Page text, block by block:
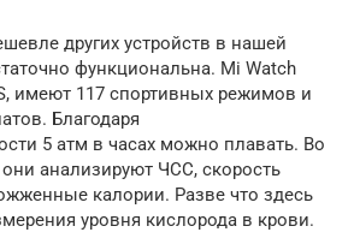
других устройств в нашей
функциональна. Mi Watch
имеют 117 спортивных режимов и
Благодаря
5 атм в часах можно плавать. Во
анализируют ЧСС, скорость
калории. Разве что здесь
уровня кислорода в крови.